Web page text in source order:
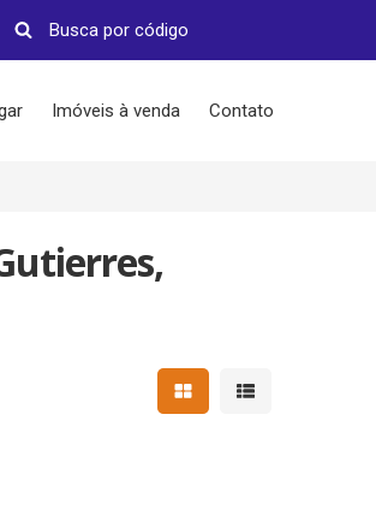
Imóveis à venda Contato
Mostrar resultados em
Mostrar